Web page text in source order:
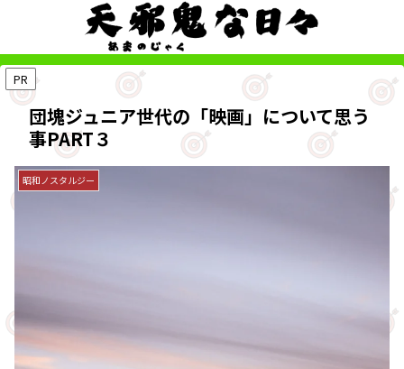
PR
団塊ジュニア世代の「映画」について思う
事PART３
昭和ノスタルジー